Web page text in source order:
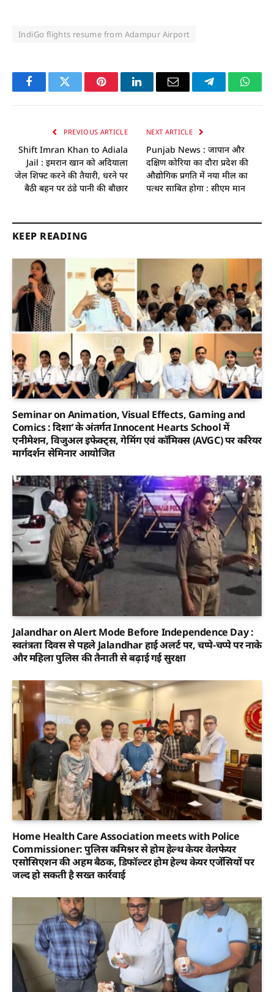
IndiGo flights resume from Adampur Airport
FacebookTwitter PinterestLinkedInEmail Telegram
PREVIOUS ARTICLE
Shift Imran Khan to Adiala
Jail : इमरान खान को अदियाला
जेल शिफ्ट करने की तैयारी, धरने पर
बैठी बहन पर ठंडे पानी की बाैछार
NEXT ARTICLE
Punjab News : जापान और
दक्षिण कोरिया का दौरा प्रदेश की
औद्योगिक प्रगति में नया मील का
पत्थर साबित होगा : सीएम मान
KEEP READING
Seminar on Animation, Visual Effects, Gaming and
Comics : दिशा’ के अंतर्गत Innocent Hearts School में
एनीमेशन, विजुअल इफेक्ट्स, गेमिंग एवं कॉमिक्स (AVGC) पर करियर
मार्गदर्शन सेमिनार आयोजित
Jalandhar on Alert Mode Before Independence Day :
स्वतंत्रता दिवस से पहले Jalandhar हाई अलर्ट पर, चप्पे-चप्पे पर नाके
और महिला पुलिस की तैनाती से बढ़ाई गई सुरक्षा
Home Health Care Association meets with Police
Commissioner: पुलिस कमिश्नर से होम हेल्थ केयर वेलफेयर
एसोसिएशन की अहम बैठक, डिफॉल्टर होम हेल्थ केयर एजेंसियों पर
जल्द हो सकती है सख्त कार्रवाई